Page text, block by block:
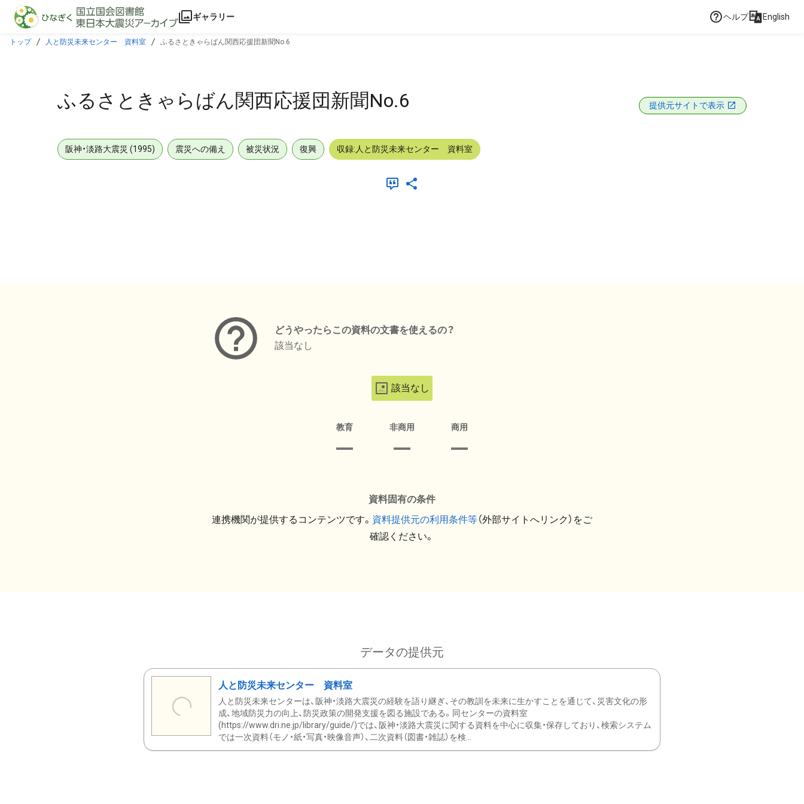
本文に飛ぶ
ギャラリー ヘルプ English
トップ 人と防災未来センター 資料室 ふるさときゃらばん関西応援団新聞No.6
ふるさときゃらばん関西応援団新聞No.6 提供元サイトで表示
阪神・淡路大震災 (1995) 震災への備え 被災状況 復興 収録:人と防災未来センター 資料室
どうやったらこの資料の文書を使えるの？
該当なし
該当なし
教育 非商用 商用
資料固有の条件
連携機関が提供するコンテンツです。 資料提供元の利用条件等（外部サイトへリンク）をご
確認ください。
データの提供元
人と防災未来センター 資料室
人と防災未来センターは、阪神・淡路大震災の経験を語り継ぎ、その教訓を未来に生かすことを通じて、災害文化の形
成、地域防災力の向上、防災政策の開発支援を図る施設である。同センターの資料室
(https://www.dri.ne.jp/library/guide/)では、阪神・淡路大震災に関する資料を中心に収集・保存しており、検索システム
では一次資料（モノ・紙・写真・映像音声）、二次資料（図書・雑誌）を検...